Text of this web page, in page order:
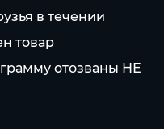
в течении
товар
отозваны НЕ